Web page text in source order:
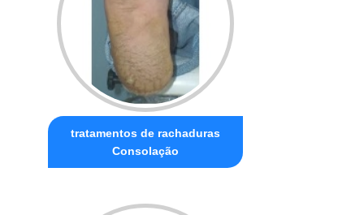
tratamentos de rachaduras
Consolação